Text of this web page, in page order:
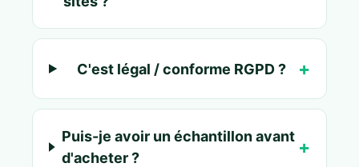
C'est légal / conforme RGPD ?
Puis-je avoir un échantillon avant
d'acheter ?